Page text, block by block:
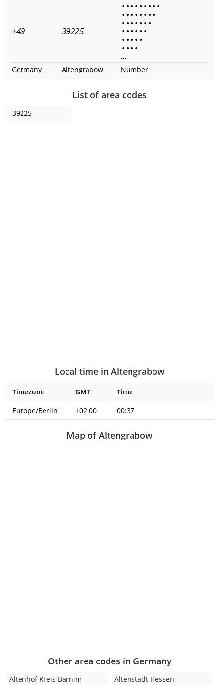
+49 39225
• • • • • • • • •
• • • • • • • •
• • • • • • •
• • • • • •
• • • • •
• • • •
...
Germany Altengrabow Number
List of area codes
39225
Local time in Altengrabow
Timezone GMT
Time
Europe/Berlin
+02:00 00:37
Map of Altengrabow
Other area codes in Germany
Altenhof Kreis Barnim Altenstadt Hessen